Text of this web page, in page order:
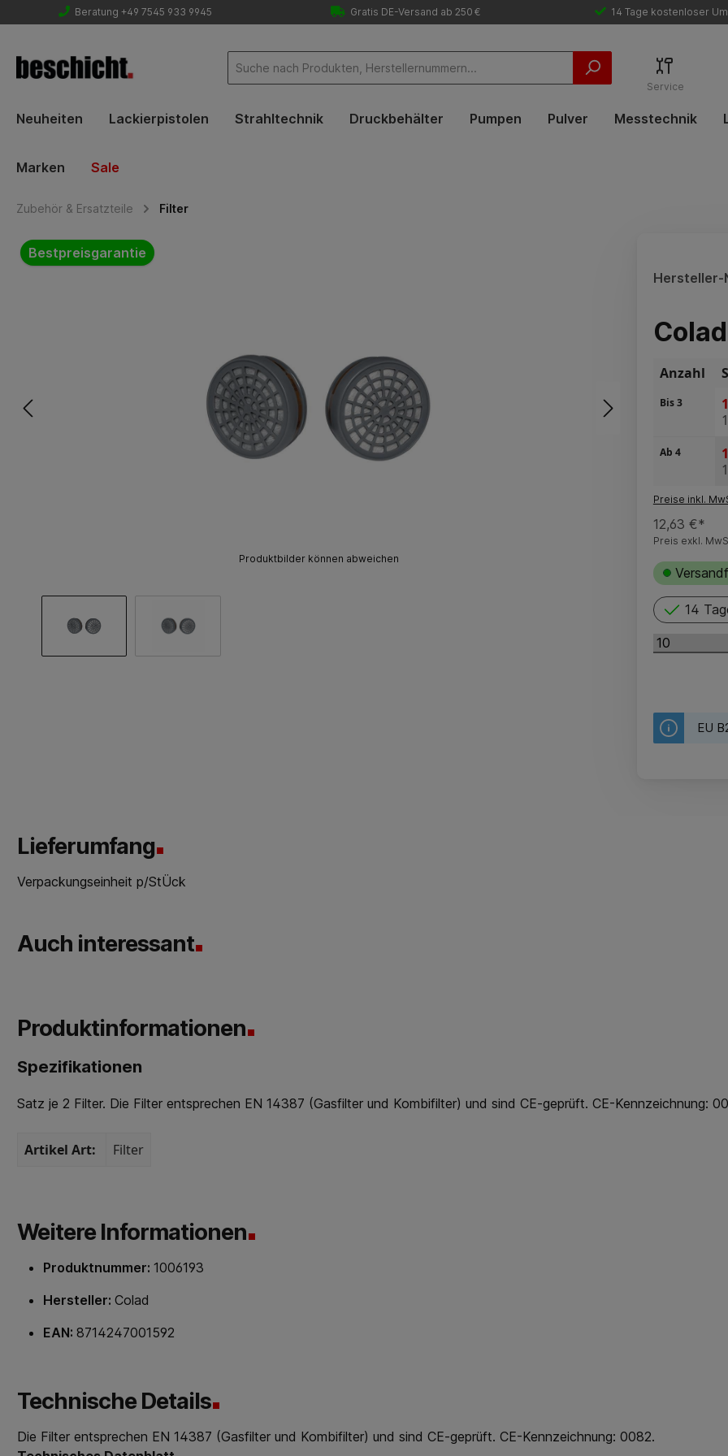
Beratung +49 7545 933 9945 Gratis DE-Versand ab 250 € 14 Tage kostenloser
Service
Neuheiten Lackierpistolen Strahltechnik Druckbehälter Pumpen Pulver Messtechnik
Marken Sale
Zubehör & Ersatzteile Filter
Bildergalerie überspringen
Bestpreisgarantie
Produktbilder können abweichen
Hersteller-
Anzahl
Bis3
Ab 4
Preise inkl.
12,63 €*
Preis exkl.
14
EU
Lieferumfang
Verpackungseinheit p/StÜck
Auch interessant
Produktinformationen
Spezifikationen
Satz je 2 Filter. Die Filter entsprechen EN 14387 (Gasfilter und Kombifilter) und sind CE-geprüft. CE-Kennzeichnung:
Artikel Art: Filter
Weitere Informationen
Produktnummer: 1006193
Hersteller: Colad
EAN: 8714247001592
Technische Details
Die Filter entsprechen EN 14387 (Gasfilter und Kombifilter) und sind CE-geprüft. CE-Kennzeichnung: 0082.